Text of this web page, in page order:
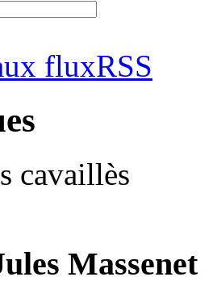
fluxRSS
cavaillès
Massenet